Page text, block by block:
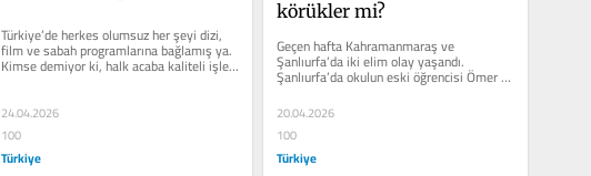
Türkiye’de herkes olumsuz her şeyi dizi,
film ve sabah programlarına bağlamış ya.
Kimse demiyor ki, halk acaba kaliteli işleri
24.04.2026
100
Türkiye
körükler mi?
Geçen hafta Kahramanmaraş ve
Şanlıurfa’da iki elim olay yaşandı.
Şanlıurfa’da okulun eski öğrencisi Ömer
Ket tarafından pompalı av...
20.04.2026
100
Türkiye